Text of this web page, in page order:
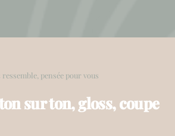
pensée pour vous
sur ton, gloss, coupe